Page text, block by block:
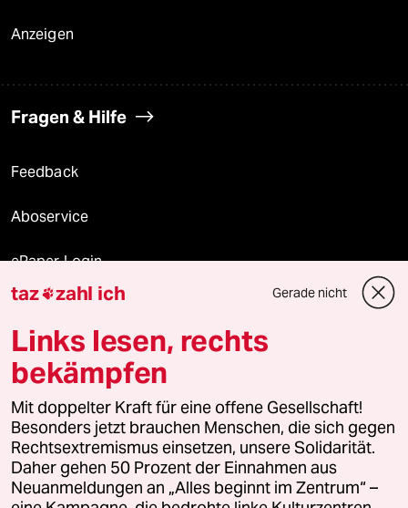
Anzeigen
Fragen & Hilfe
Feedback
Aboservice
ePaper Login
Downloads für Abonnierende
© 2026 taz Verlags und Vertriebs GmbH
Alle Rechte vorbehalten. Bei rechtlichen Fragen oder für Genehmigungen
wenden Sie sich bitte an lizenzen@taz.de
Feedback Redaktionsstatut Kommune-Richtlinien
taz zahl ich Gerade nicht
Links lesen, rechts
bekämpfen
Mit doppelter Kraft für eine offene Gesellschaft!
Besonders jetzt brauchen Menschen, die sich gegen
Rechtsextremismus einsetzen, unsere Solidarität.
Daher gehen 50 Prozent der Einnahmen aus
Neuanmeldungen an „Alles beginnt im Zentrum“ –